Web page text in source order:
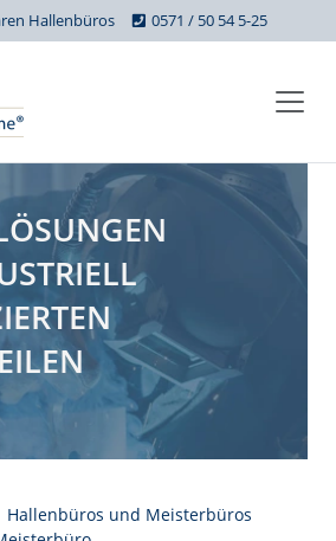
Hallenbüros 0571 / 50 54 5-25
Hallenbüros und Meisterbüros